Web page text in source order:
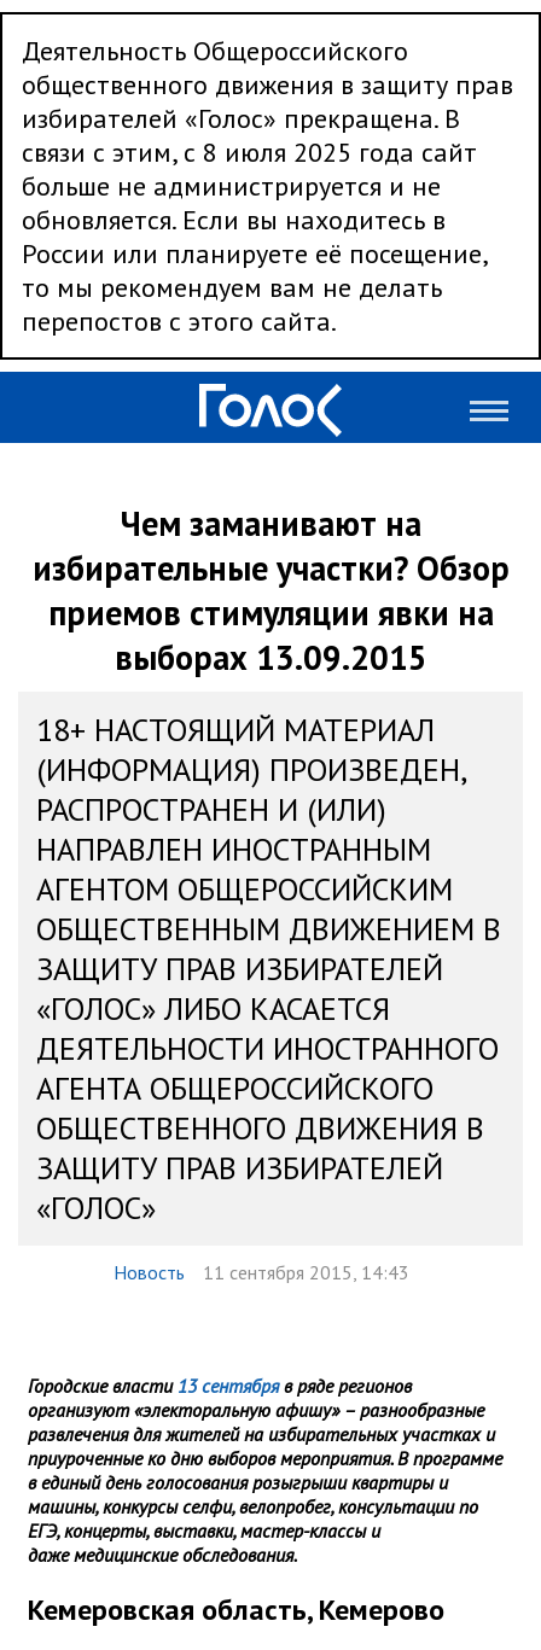
Деятельность Общероссийского
общественного движения в защиту прав
избирателей «Голос» прекращена. В
связи с этим, с 8 июля 2025 года сайт
больше не администрируется и не
обновляется. Если вы находитесь в
России или планируете её посещение,
то мы рекомендуем вам не делать
перепостов с этого сайта.
Чем заманивают на
избирательные участки? Обзор
приемов стимуляции явки на
выборах 13.09.2015
18+ НАСТОЯЩИЙ МАТЕРИАЛ
(ИНФОРМАЦИЯ) ПРОИЗВЕДЕН,
РАСПРОСТРАНЕН И (ИЛИ)
НАПРАВЛЕН ИНОСТРАННЫМ
АГЕНТОМ ОБЩЕРОССИЙСКИМ
ОБЩЕСТВЕННЫМ ДВИЖЕНИЕМ В
ЗАЩИТУ ПРАВ ИЗБИРАТЕЛЕЙ
«ГОЛОС» ЛИБО КАСАЕТСЯ
ДЕЯТЕЛЬНОСТИ ИНОСТРАННОГО
АГЕНТА ОБЩЕРОССИЙСКОГО
ОБЩЕСТВЕННОГО ДВИЖЕНИЯ В
ЗАЩИТУ ПРАВ ИЗБИРАТЕЛЕЙ
«ГОЛОС»
Новость 11 сентября 2015, 14:43
Городские власти 13 сентябряв ряде регионов
организуют «электоральную афишу» – разнообразные
развлечения для жителей на избирательных участках и
приуроченные ко дню выборов мероприятия. В программе
в единый день голосования розыгрыши квартиры и
машины, конкурсы селфи, велопробег, консультации по
ЕГЭ, концерты, выставки, мастер-классы и
даже медицинские обследования.
Кемеровская область, Кемерово